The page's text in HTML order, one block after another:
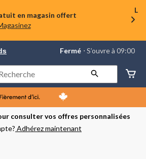
en magasin offert
La
préféré
Toronto
Stockyards,
courament
Fermé,
S’ouvre
à
Fermé ⋅ S’ouvre à 09:00
consulter vos offres personnalisées
Adhérez maintenant